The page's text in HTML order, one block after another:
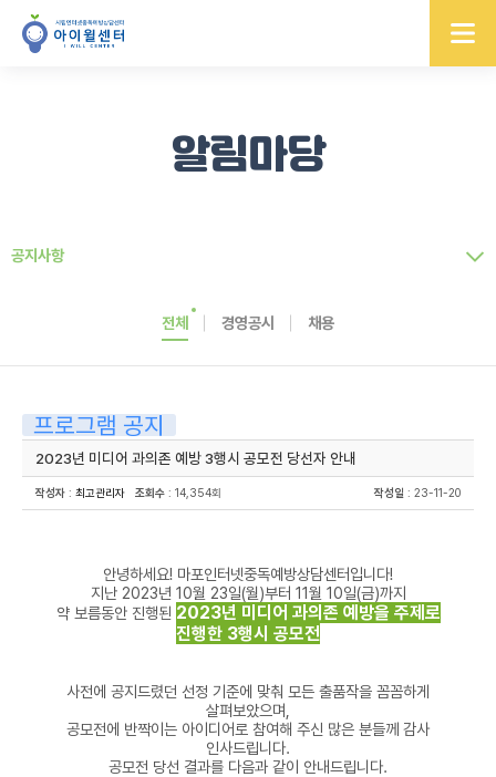
알림마당
공지사항
전체 경영공시 채용
프로그램 공지
2023년 미디어 과의존 예방 3행시 공모전 당선자 안내
작성자 : 최고관리자 조회수 : 14,354회 작성일 : 23-11-20
안녕하세요! 마포인터넷중독예방상담센터입니다!
지난 2023년 10월 23일(월)부터 11월 10일(금)까지
약 보름동안 진행된 2023년 미디어 과의존 예방을 주제로
진행한 3행시 공모전
사전에 공지드렸던 선정 기준에 맞춰 모든 출품작을 꼼꼼하게
살펴보았으며,
공모전에 반짝이는 아이디어로 참여해 주신 많은 분들께 감사
인사드립니다.
공모전 당선 결과를 다음과 같이 안내드립니다.